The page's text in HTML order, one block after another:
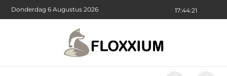
17:44:23
Donderdag 6 Augustus 2026